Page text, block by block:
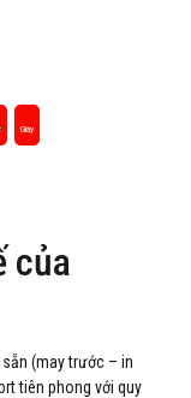
Giây
của
(may trước – in
tiên phong với quy